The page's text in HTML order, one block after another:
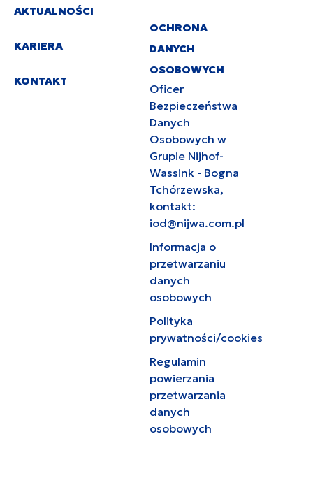
AKTUALNOŚCI
KARIERA
KONTAKT
OCHRONA
DANYCH
OSOBOWYCH
Oficer
Bezpieczeństwa
Danych
Osobowych w
Grupie Nijhof-
Wassink - Bogna
Tchórzewska,
kontakt:
iod@nijwa.com.pl
Informacja o
przetwarzaniu
danych
osobowych
Polityka
prywatności/cookies
Regulamin
powierzania
przetwarzania
danych
osobowych